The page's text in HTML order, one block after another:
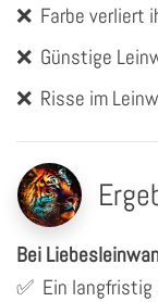
❌ Farbe verliert
❌ Günstige
❌ Risse im
Bei
✅ Ein